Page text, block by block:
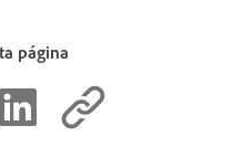
página